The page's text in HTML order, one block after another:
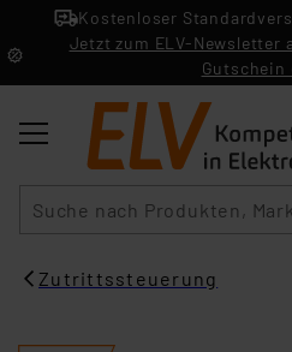
Kostenloser
Jetzt zum ELV-Newsletter
Gutschein
Zutrittssteuerung